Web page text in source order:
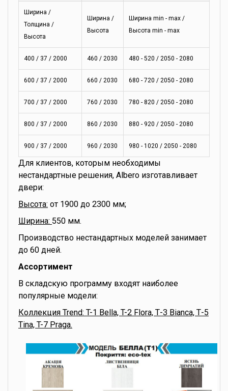
Ширина /
Толщина /
Высота
Ширина /
Высота
Ширина min - max /
Высота min - max
400 / 37 / 2000 460 / 2030 480 - 520 / 2050 - 2080
600 / 37 / 2000 660 / 2030 680 - 720 / 2050 - 2080
700 / 37 / 2000 760 / 2030 780 - 820 / 2050 - 2080
800 / 37 / 2000 860 / 2030 880 - 920 / 2050 - 2080
900 / 37 / 2000 960 / 2030 980 - 1020 / 2050 - 2080
Для клиентов, которым необходимы
нестандартные решения, Albero изготавливает
двери:
Высота: от 1900 до 2300 мм;
Ширина: 550 мм.
Производство нестандартных моделей занимает
до 60 дней.
Ассортимент
В складскую программу входят наиболее
популярные модели:
Коллекция Trend: T-1 Bella, T-2 Flora, Т-3 Bianca, Т-5
Tina, T-7 Praga.